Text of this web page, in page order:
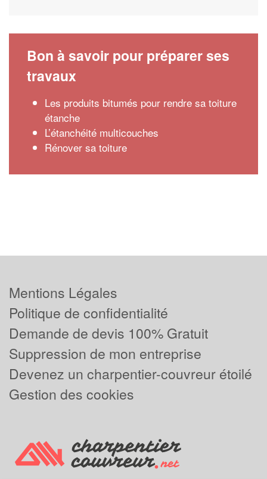
Bon à savoir pour préparer ses
travaux
Les produits bitumés pour rendre sa toiture
étanche
L’étanchéité multicouches
Rénover sa toiture
Mentions Légales
Politique de confidentialité
Demande de devis 100% Gratuit
Suppression de mon entreprise
Devenez un charpentier-couvreur étoilé
Gestion des cookies